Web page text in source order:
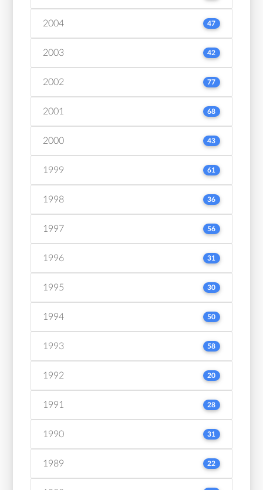
2004 47
2003 42
2002 77
2001 68
2000 43
1999 61
1998 36
1997 56
1996 31
1995 30
1994 50
1993 58
1992 20
1991 28
1990 31
1989 22